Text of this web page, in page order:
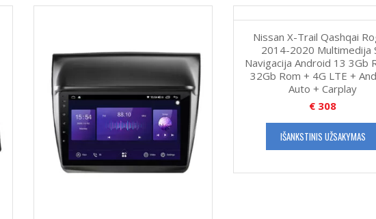
Nissan X-Trail Qashqai
2014-2020 Multimedija
Navigacija Android 13 3Gb
32Gb Rom + 4G LTE +
Auto + Carplay
€ 308
IŠANKSTINIS UŽSAKYMAS